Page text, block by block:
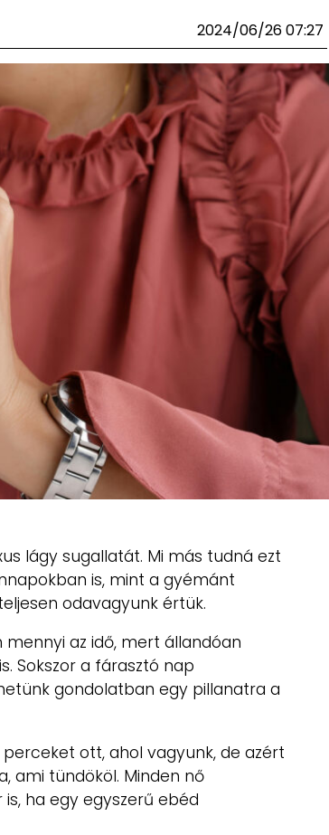
2024/06/26 07:27
lágy sugallatát. Mi más tudná ezt
is, mint a gyémánt
odavagyunk értük.
az idő, mert állandóan
Sokszor a fárasztó nap
gondolatban egy pillanatra a
ott, ahol vagyunk, de azért
ami tündököl. Minden nő
ha egy egyszerű ebéd